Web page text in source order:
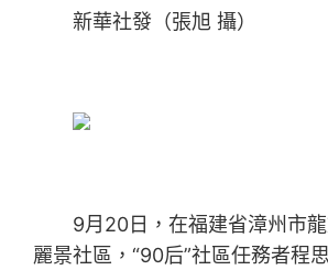
新華社發（張旭 攝）
9月20日，在福建省漳州市龍
麗景社區，“90后”社區任務者程